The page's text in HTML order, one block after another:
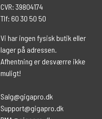
CVR: 39804174
Tlf: 60 30 50 50
Vi har ingen fysisk butik eller
lager på adressen.
Afhentning er desværre ikke
muligt!
Salg@gigapro.dk
Support@gigapro.dk